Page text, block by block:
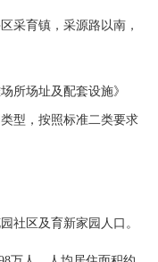
育镇，采源路以南，
场址及配套设施》
型，按照标准二类要求
区及育新家园人口。